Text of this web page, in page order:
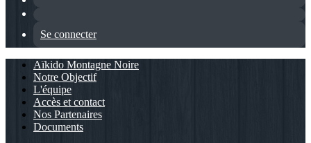
Se connecter
Aïkido Montagne Noire
Notre Objectif
L'équipe
Accès et contact
Nos Partenaires
Documents